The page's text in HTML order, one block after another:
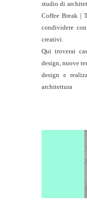
studio di
Coffee Break |
condividere
creativi.
Qui troverai
design, nuove
design e
architettura